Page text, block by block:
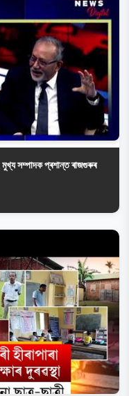
মুখ্য সম্পাদক প্ৰশান্ত ৰাজগুৰুৰ